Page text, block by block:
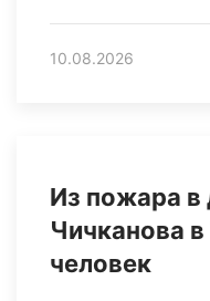
10.08.2026
Из пожара в
Чичканова
человек